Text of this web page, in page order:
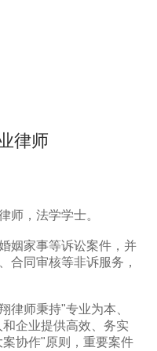
律师
师，法学学士。
姻家事等诉讼案件，并
合同审核等非诉服务，
律师秉持"专业为本、
企业提供高效、务实
协作"原则，重要案件